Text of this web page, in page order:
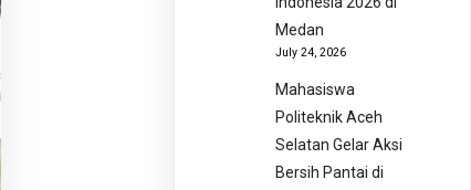
Medan
July 24, 2026
Mahasiswa
Politeknik Aceh
Selatan Gelar Aksi
Bersih Pantai di